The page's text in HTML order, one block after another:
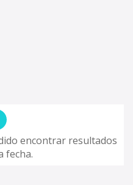
encontrar resultados
fecha.